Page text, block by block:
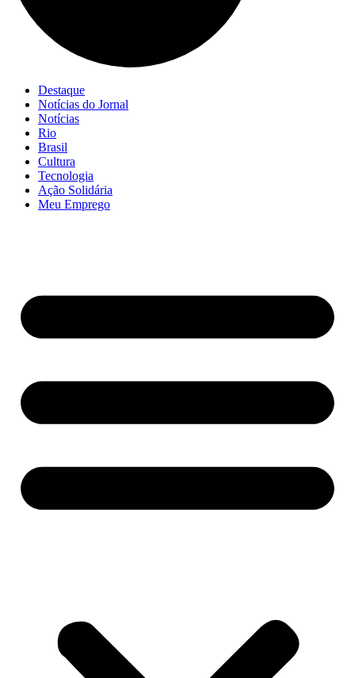
Destaque
Notícias do Jornal
Notícias
Rio
Brasil
Cultura
Tecnologia
Ação Solidária
Meu Emprego